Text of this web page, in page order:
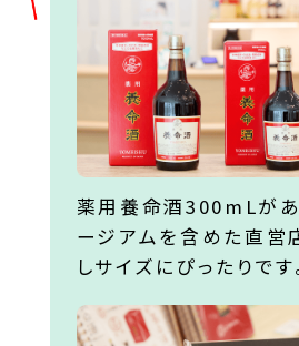
薬用養命酒300mLがあ
ージアムを含めた直営
しサイズにぴったりです